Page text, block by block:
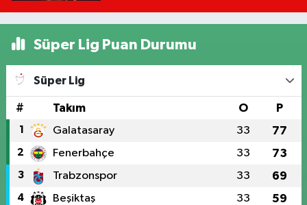
Süper Lig Puan Durumu
Süper Lig
# Takım O P
1 Galatasaray 33 77
2 Fenerbahçe 33 73
3 Trabzonspor 33 69
4 Beşiktaş 33 59